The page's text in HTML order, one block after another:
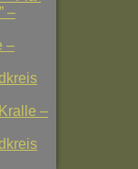
–
–
–